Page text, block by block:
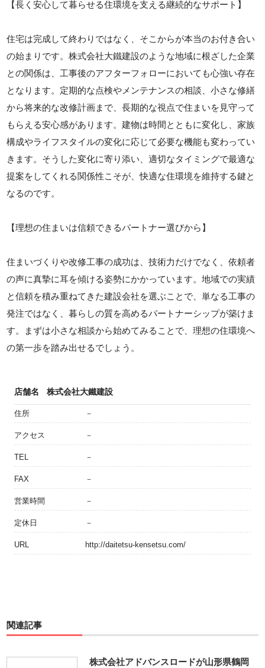
【長く安心して暮らせる住環境を支える継続的なサポート】
住宅は完成して終わりではなく、そこからが本当のお付き合い
の始まりです。株式会社大鐵建設のような地域に根ざした企業
との関係は、工事後のアフターフォローにおいても心強い存在
となります。定期的な点検やメンテナンスの相談、小さな修繕
から将来的な改修計画まで、長期的な視点で住まいを見守って
もらえる安心感があります。建物は時間とともに変化し、家族
構成やライフスタイルの変化に応じて必要な機能も変わってい
きます。そうした変化に寄り添い、適切なタイミングで最適な
提案をしてくれる関係性こそが、快適な住環境を維持する鍵と
なるのです。
【理想の住まいは信頼できるパートナー選びから】
住まいづくりや改修工事の成功は、技術力だけでなく、依頼者
の声に真摯に耳を傾ける姿勢にかかっています。地域での実績
と信頼を積み重ねてきた建設会社を選ぶことで、単なる工事の
発注ではなく、暮らしの質を高めるパートナーシップが築けま
す。まずは小さな相談から始めてみることで、理想の住環境へ
の第一歩を踏み出せるでしょう。
店舗名 株式会社大鐵建設
住所 －
アクセス －
TEL －
FAX －
営業時間 －
定休日 －
URL http://daitetsu-kensetsu.com/
関連記事
株式会社アドバンスロードが山形県鶴岡